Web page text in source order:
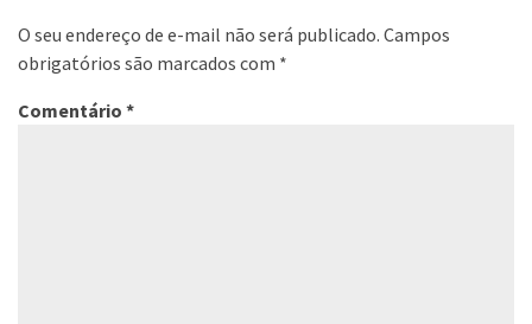
O seu endereço de e-mail não será publicado. Campos
obrigatórios são marcados com *
Comentário *